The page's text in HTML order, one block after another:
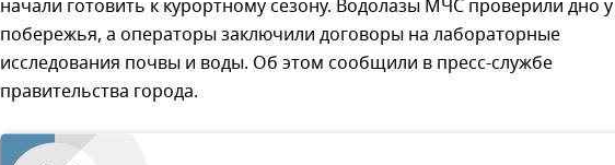
начали готовить к курортному сезону. Водолазы МЧС проверили дно у
побережья, а операторы заключили договоры на лабораторные
исследования почвы и воды. Об этом сообщили в пресс-службе
правительства города.